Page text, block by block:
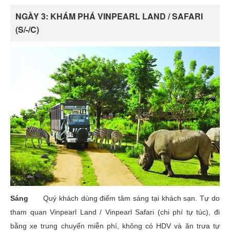
NGÀY 3: KHÁM PHÁ VINPEARL LAND / SAFARI
(S/-/C)
Sáng Quý khách dùng điểm tâm sáng tại khách sạn. Tự do
tham quan Vinpearl Land / Vinpearl Safari (chi phí tự túc), đi
bằng xe trung chuyển miễn phí, không có HDV và ăn trưa tự